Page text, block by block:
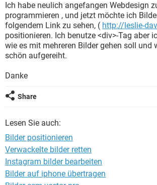
WHATSAPP TIKTOK
FACEBOOK HARDWARE
WINDOWS 10 INSTAGRAM
WHATSAPP TIKTOK
FACEBOOK HARDWARE
Ich habe neulich angefangen Webdesign
programmieren , und jetzt möchte ich
folgendem Link zu sehen, ( http://leslie-
positionieren. Ich benutze <div>-Tag aber
wie es mit mehreren Bilder gehen soll und
schön aufgereiht.
Danke
Share
Lesen Sie auch:
Bilder positionieren
Verwackelte bilder retten
Instagram bilder bearbeiten
Bilder auf iphone übertragen